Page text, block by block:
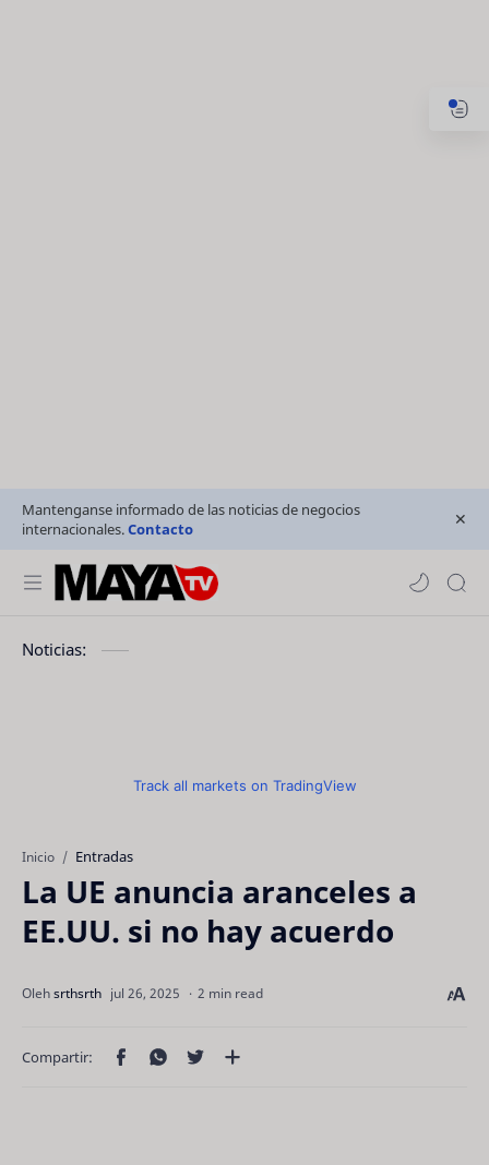
Mantenganse informado de las noticias de negocios
internacionales.Contacto
Noticias:
Track all markets on TradingView
Inicio Entradas
La UE anuncia aranceles a
EE.UU. si no hay acuerdo
2 min read